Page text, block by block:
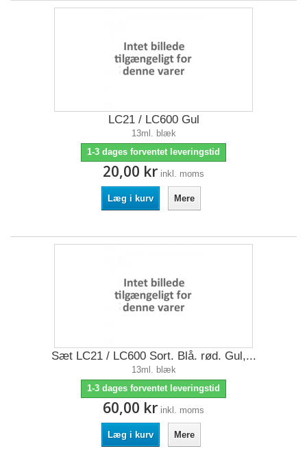
LC21 / LC600 Gul
13ml. blæk
1-3 dages forventet leveringstid
20,00 kr inkl. moms
Læg i kurv Mere
Sæt LC21 / LC600 Sort. Blå. rød. Gul,...
13ml. blæk
1-3 dages forventet leveringstid
60,00 kr inkl. moms
Læg i kurv Mere